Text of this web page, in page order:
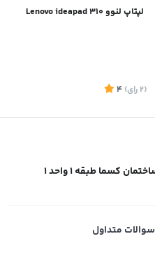
لپتاپ لنوو Lenovo ideapad 310
موجود
(2 رای)
4
سوالات متداول